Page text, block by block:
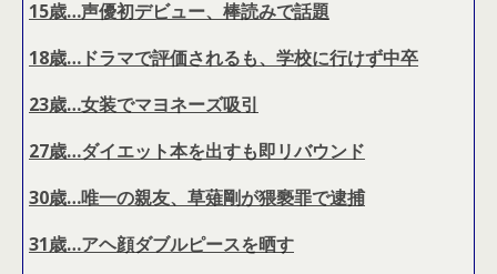
15歳…声優初デビュー、棒読みで話題
18歳…ドラマで評価されるも、学校に行けず中卒
23歳…女装でマヨネーズ吸引
27歳…ダイエット本を出すも即リバウンド
30歳…唯一の親友、草薙剛が猥褻罪で逮捕
31歳…アヘ顔ダブルピースを晒す